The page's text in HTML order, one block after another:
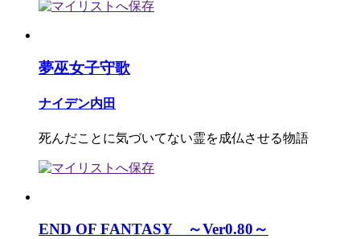
夢巫女子守歌
ナイデン内田
死んだことに気づいてない霊を成仏させる物語
END OF FANTASY ～Ver0.80～